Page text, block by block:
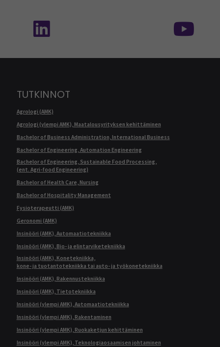
TUTKINNOT
Agrologi (AMK)
Agrologi (ylempi AMK), Maatalousyrityksen kehittäminen
Bachelor of Business Administration, International Business
Bachelor of Engineering, Automation Engineering
Bachelor of Engineering, Sustainable Food Processing,
(ent. Agri-food Engineering)
Bachelor of Health Care, Nursing
Bachelor of Hospitality Management
Fysioterapeutti (AMK)
Geronomi (AMK)
Insinööri (AMK), Automaatiotekniikka
Insinööri (AMK), Bio- ja elintarviketekniikka
Insinööri (AMK), Konetekniikka,
kone- ja tuotantotekniikka tai auto- ja työkonetekniikka
Insinööri (AMK), Rakennustekniikka
Insinööri (AMK), Tietotekniikka
Insinööri (ylempi AMK), Automaatiotekniikka
Insinööri (ylempi AMK), Rakentaminen
Insinööri (ylempi AMK), Ruokaketjun kehittäminen
Insinööri (ylempi AMK), Teknologiaosaamisen johtaminen